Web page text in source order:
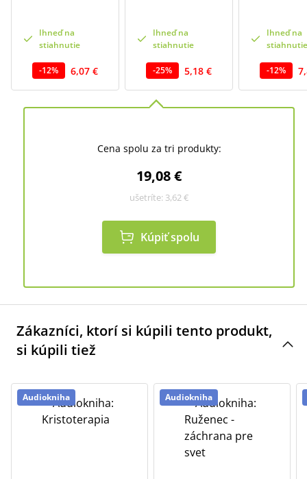
Ihneď na
stiahnutie
-12% 6,07 €
Ihneď na
stiahnutie
-25% 5,18 €
Ihneď na
stiahnutie
-12%
Cena spolu za tri produkty:
19,08 €
ušetríte: 3,62 €
Kúpiť spolu
Zákazníci, ktorí si kúpili tento produkt,
si kúpili tiež
Audiokniha Audiokniha